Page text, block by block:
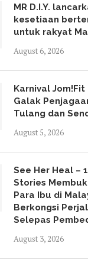
MR D.I.Y.
kesetiaan
untuk rakyat
August 6, 2026
Karnival Jom!Fit
Galak
Tulang dan
August 5, 2026
See Her Heal –
Stories
Para Ibu di
Berkongsi
Selepas
August 3, 2026